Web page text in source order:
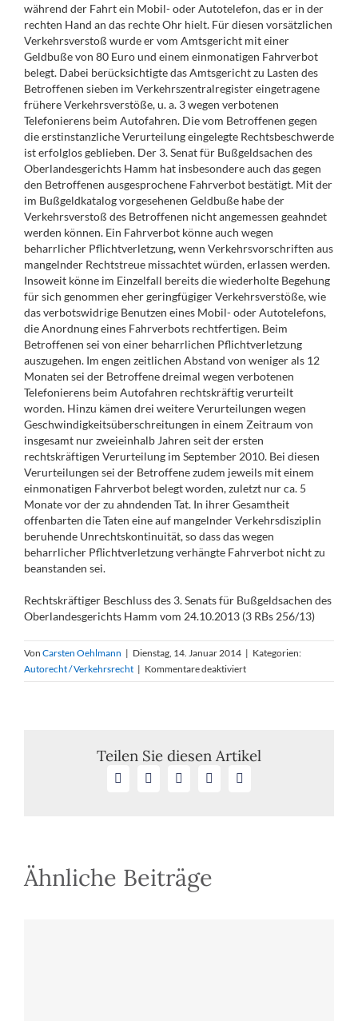
während der Fahrt ein Mobil- oder Autotelefon, das er in der
rechten Hand an das rechte Ohr hielt. Für diesen vorsätzlichen
Verkehrsverstoß wurde er vom Amtsgericht mit einer
Geldbuße von 80 Euro und einem einmonatigen Fahrverbot
belegt. Dabei berücksichtigte das Amtsgericht zu Lasten des
Betroffenen sieben im Verkehrszentralregister eingetragene
frühere Verkehrsverstöße, u. a. 3 wegen verbotenen
Telefonierens beim Autofahren. Die vom Betroffenen gegen
die erstinstanzliche Verurteilung eingelegte Rechtsbeschwerde
ist erfolglos geblieben. Der 3. Senat für Bußgeldsachen des
Oberlandesgerichts Hamm hat insbesondere auch das gegen
den Betroffenen ausgesprochene Fahrverbot bestätigt. Mit der
im Bußgeldkatalog vorgesehenen Geldbuße habe der
Verkehrsverstoß des Betroffenen nicht angemessen geahndet
werden können. Ein Fahrverbot könne auch wegen
beharrlicher Pflichtverletzung, wenn Verkehrsvorschriften aus
mangelnder Rechtstreue missachtet würden, erlassen werden.
Insoweit könne im Einzelfall bereits die wiederholte Begehung
für sich genommen eher geringfügiger Verkehrsverstöße, wie
das verbotswidrige Benutzen eines Mobil- oder Autotelefons,
die Anordnung eines Fahrverbots rechtfertigen. Beim
Betroffenen sei von einer beharrlichen Pflichtverletzung
auszugehen. Im engen zeitlichen Abstand von weniger als 12
Monaten sei der Betroffene dreimal wegen verbotenen
Telefonierens beim Autofahren rechtskräftig verurteilt
worden. Hinzu kämen drei weitere Verurteilungen wegen
Geschwindigkeitsüberschreitungen in einem Zeitraum von
insgesamt nur zweieinhalb Jahren seit der ersten
rechtskräftigen Verurteilung im September 2010. Bei diesen
Verurteilungen sei der Betroffene zudem jeweils mit einem
einmonatigen Fahrverbot belegt worden, zuletzt nur ca. 5
Monate vor der zu ahndenden Tat. In ihrer Gesamtheit
offenbarten die Taten eine auf mangelnder Verkehrsdisziplin
beruhende Unrechtskontinuität, so dass das wegen
beharrlicher Pflichtverletzung verhängte Fahrverbot nicht zu
beanstanden sei.
Rechtskräftiger Beschluss des 3. Senats für Bußgeldsachen des
Oberlandesgerichts Hamm vom 24.10.2013 (3 RBs 256/13)
Von Carsten Oehlmann | Dienstag, 14. Januar 2014 | Kategorien:
Autorecht / Verkehrsrecht | Kommentare deaktiviertfür
Fahrverbot
beim
Autofahren
Teilen Sie diesen Artikel
Facebook LinkedInWhatsApp
Ähnliche Beiträge